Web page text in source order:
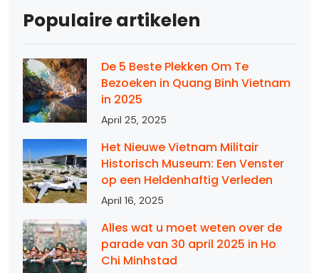
Populaire artikelen
De 5 Beste Plekken Om Te
Bezoeken in Quang Binh Vietnam
in 2025
April 25, 2025
Het Nieuwe Vietnam Militair
Historisch Museum: Een Venster
op een Heldenhaftig Verleden
April 16, 2025
Alles wat u moet weten over de
parade van 30 april 2025 in Ho
Chi Minhstad